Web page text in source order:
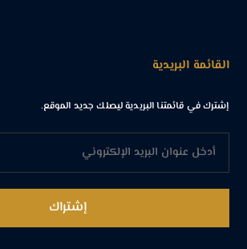
القائمة البريدية
إشترك في قائمتنا البريدية ليصلك جديد الموقع.